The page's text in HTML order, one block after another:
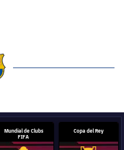
Mundial de Clubs
FIFA
Copa del Rey